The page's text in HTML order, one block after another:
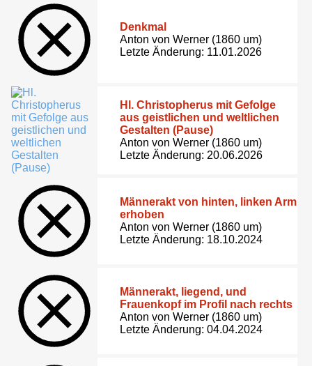
Denkmal
Anton von Werner (1860 um)
Letzte Änderung: 11.01.2026
Hl. Christopherus mit Gefolge
aus geistlichen und weltlichen
Gestalten (Pause)
Anton von Werner (1860 um)
Letzte Änderung: 20.06.2026
Männerakt von hinten, linken Arm
erhoben
Anton von Werner (1860 um)
Letzte Änderung: 18.10.2024
Männerakt, liegend, und
Frauenkopf im Profil nach rechts
Anton von Werner (1860 um)
Letzte Änderung: 04.04.2024